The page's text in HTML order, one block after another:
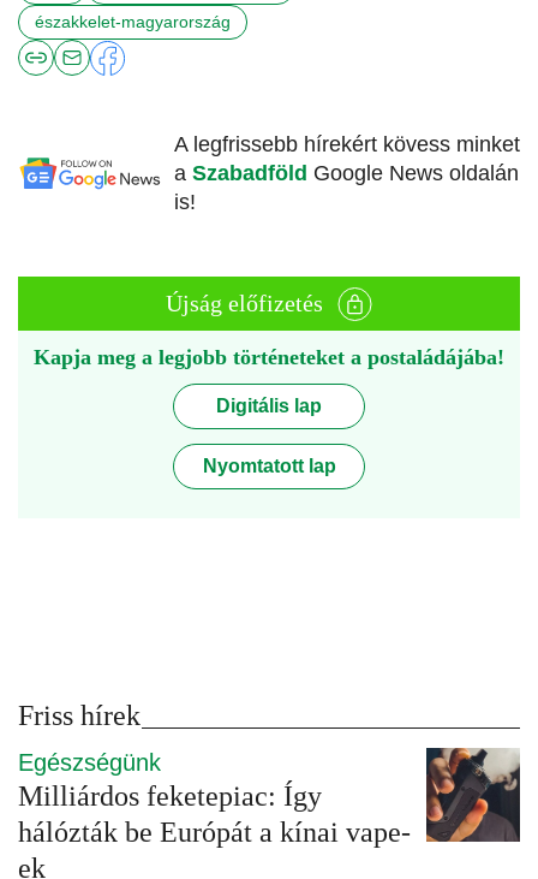
északkelet-magyarország
A legfrissebb hírekért kövess minket
a Szabadföld Google News oldalán
is!
Újság előfizetés
Kapja meg a legjobb történeteket a postaládájába!
Digitális lap
Nyomtatott lap
Friss hírek
Egészségünk
Milliárdos feketepiac: Így
hálózták be Európát a kínai vape-
ek